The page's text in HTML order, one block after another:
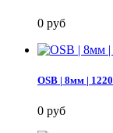
0 руб
OSB | 8мм |
0 руб